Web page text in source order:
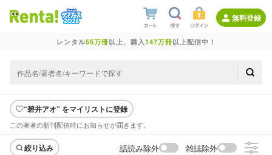
無料登録
レンタル55万冊以上、購入147万冊以上配信中！
“碧井アオ” をマイリストに登録
この著者の新刊配信時にお知らせが届きます。
絞り込み 話読み除外 雑誌除外